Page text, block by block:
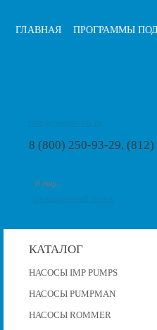
ГЛАВНАЯ ПРОГРАММЫ
8 (800) 250-93-29,
КАТАЛОГ
НАСОСЫ IMP PUMPS
НАСОСЫ PUMPMAN
НАСОСЫ ROMMER